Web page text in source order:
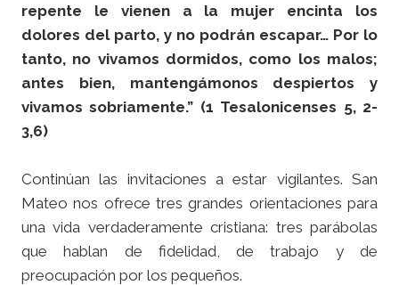
repente le vienen a la mujer encinta los
dolores del parto, y no podrán escapar… Por lo
tanto, no vivamos dormidos, como los malos;
antes bien, mantengámonos despiertos y
vivamos sobriamente.” (1 Tesalonicenses 5, 2-
3,6)
Continúan las invitaciones a estar vigilantes. San
Mateo nos ofrece tres grandes orientaciones para
una vida verdaderamente cristiana: tres parábolas
que hablan de fidelidad, de trabajo y de
preocupación por los pequeños.